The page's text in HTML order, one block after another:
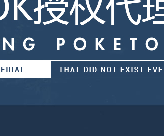
务。
以及与员工个人利
个层面。